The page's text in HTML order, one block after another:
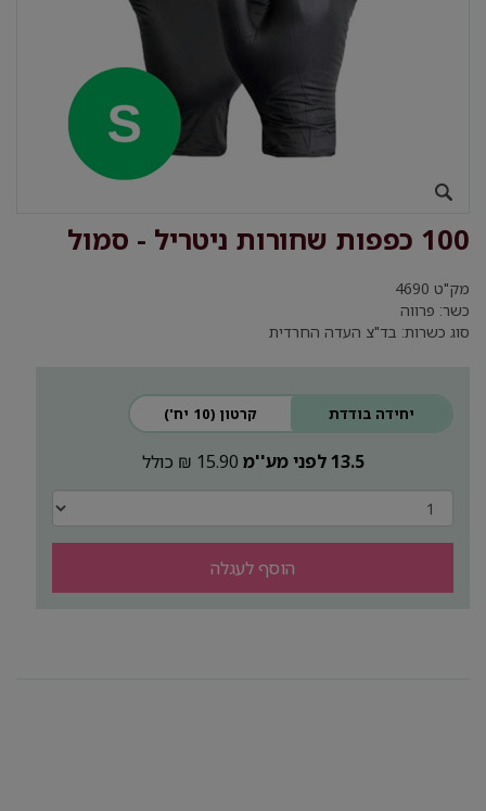
100 כפפות שחורות ניטריל - סמול
מק"ט 4690
כשר: פרווה
סוג כשרות: בד"צ העדה החרדית
יחידה בודדת קרטון (10 יח')
13.5 לפני מע''מ 15.90 ₪ כולל
הוסף לעגלה